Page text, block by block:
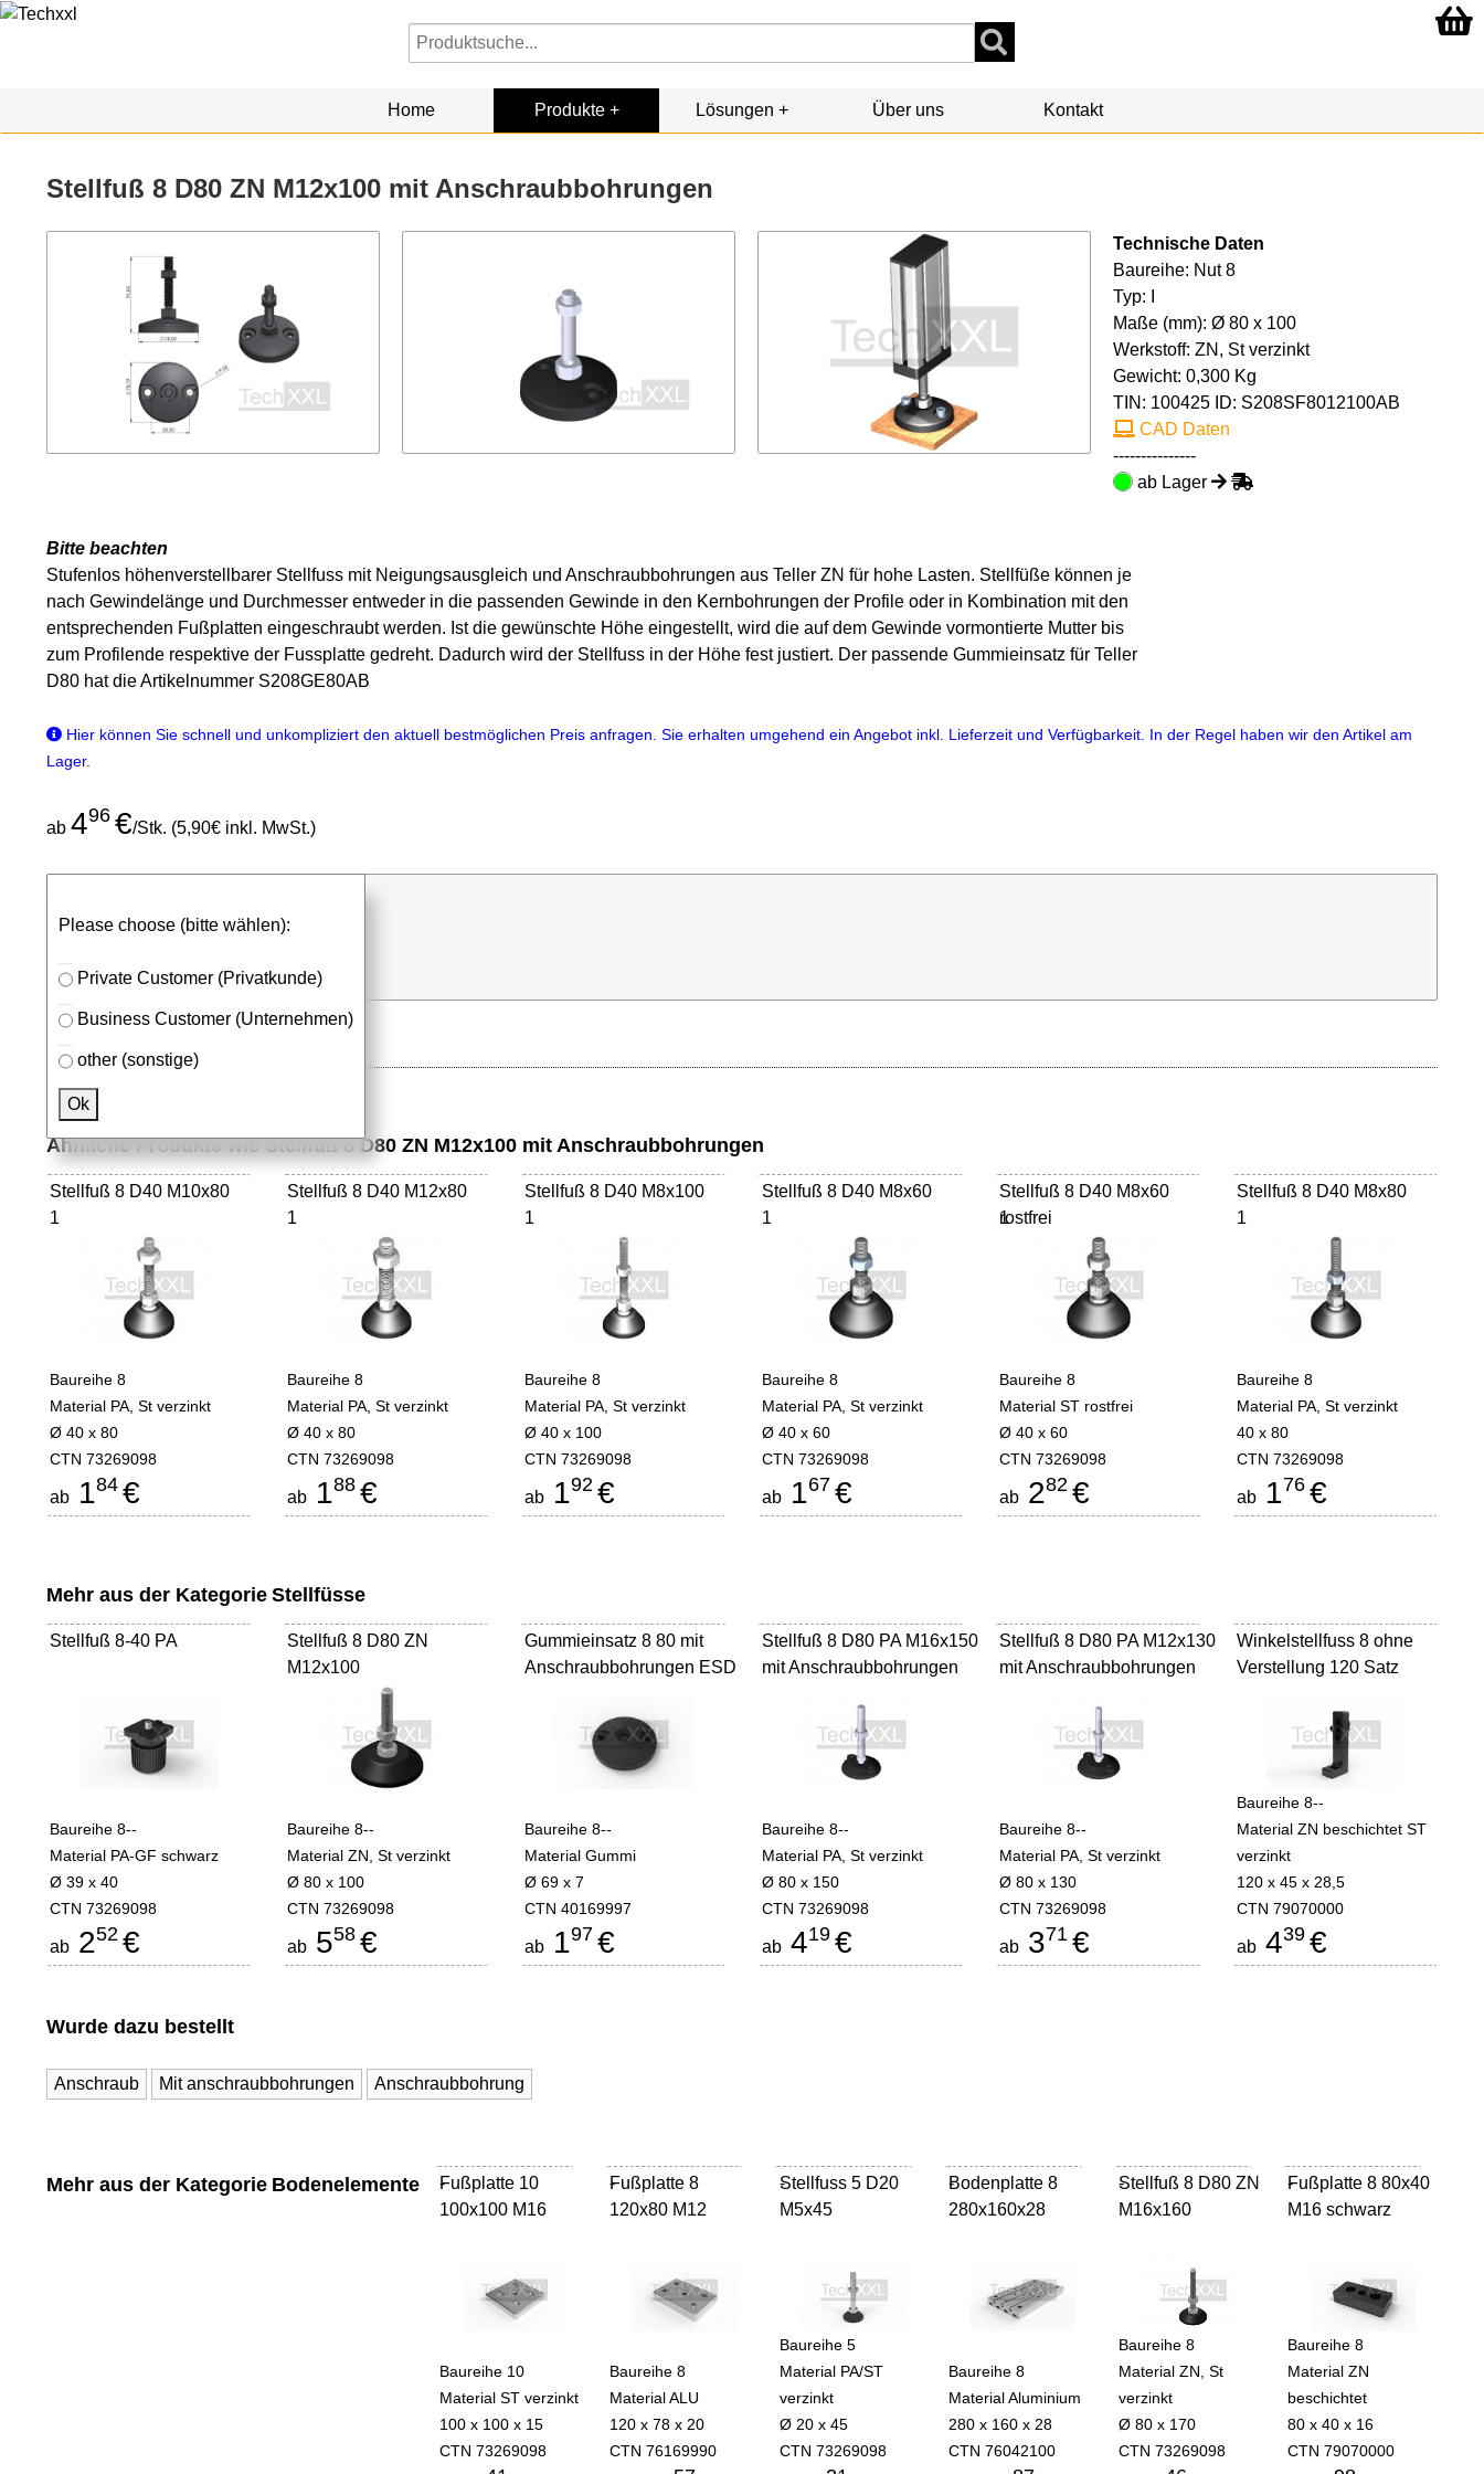
Home Produkte Lösungen Über uns Kontakt
Stellfuß 8 D80 ZN M12x100 mit Anschraubbohrungen
Technische Daten
Baureihe: Nut 8
Typ: I
Maße (mm): Ø 80 x 100
Werkstoff: ZN, St verzinkt
Gewicht: 0,300 Kg
TIN: 100425 ID: S208SF8012100AB
CAD Daten
---------------
ab Lager
Bitte beachten
Stufenlos höhenverstellbarer Stellfuss mit Neigungsausgleich und Anschraubbohrungen aus Teller ZN für hohe Lasten. Stellfüße können je
nach Gewindelänge und Durchmesser entweder in die passenden Gewinde in den Kernbohrungen der Profile oder in Kombination mit den
entsprechenden Fußplatten eingeschraubt werden. Ist die gewünschte Höhe eingestellt, wird die auf dem Gewinde vormontierte Mutter bis
zum Profilende respektive der Fussplatte gedreht. Dadurch wird der Stellfuss in der Höhe fest justiert. Der passende Gummieinsatz für Teller
D80 hat die Artikelnummer S208GE80AB
Hier können Sie schnell und unkompliziert den aktuell bestmöglichen Preis anfragen. Sie erhalten umgehend ein Angebot inkl. Lieferzeit und Verfügbarkeit. In der Regel haben wir den Artikel am
Lager.
ab 496 €/Stk. (5,90€ inkl. MwSt.)
Please choose (bitte wählen):
Private Customer (Privatkunde)
Business Customer (Unternehmen)
other (sonstige)
Ok
⮮
Stk. in Anfrageliste
Ähnliche Produkte wie Stellfuß 8 D80 ZN M12x100 mit Anschraubbohrungen
Stellfuß 8 D40 M10x80
1
Baureihe 8
Material PA, St verzinkt
Ø 40 x 80
CTN 73269098
ab 184 €
Stellfuß 8 D40 M12x80
1
Baureihe 8
Material PA, St verzinkt
Ø 40 x 80
CTN 73269098
ab 188 €
Stellfuß 8 D40 M8x100
1
Baureihe 8
Material PA, St verzinkt
Ø 40 x 100
CTN 73269098
ab 192 €
Stellfuß 8 D40 M8x60
1
Baureihe 8
Material PA, St verzinkt
Ø 40 x 60
CTN 73269098
ab 167 €
Stellfuß 8 D40 M8x60
rostfrei
1
Baureihe 8
Material ST rostfrei
Ø 40 x 60
CTN 73269098
ab 282 €
Stellfuß 8 D40 M8x80
1
Baureihe 8
Material PA, St verzinkt
40 x 80
CTN 73269098
ab 176 €
Mehr aus der Kategorie Stellfüsse
Stellfuß 8-40 PA
Baureihe 8--
Material PA-GF schwarz
Ø 39 x 40
CTN 73269098
ab 252 €
Stellfuß 8 D80 ZN
M12x100
Baureihe 8--
Material ZN, St verzinkt
Ø 80 x 100
CTN 73269098
ab 558 €
Gummieinsatz 8 80 mit
Anschraubbohrungen ESD
Baureihe 8--
Material Gummi
Ø 69 x 7
CTN 40169997
ab 197 €
Stellfuß 8 D80 PA M16x150
mit Anschraubbohrungen
Baureihe 8--
Material PA, St verzinkt
Ø 80 x 150
CTN 73269098
ab 419 €
Stellfuß 8 D80 PA M12x130
mit Anschraubbohrungen
Baureihe 8--
Material PA, St verzinkt
Ø 80 x 130
CTN 73269098
ab 371 €
Winkelstellfuss 8 ohne
Verstellung 120 Satz
Baureihe 8--
Material ZN beschichtet ST
verzinkt
120 x 45 x 28,5
CTN 79070000
ab 439 €
Wurde dazu bestellt
Anschraub Mit anschraubbohrungen Anschraubbohrung
Mehr aus der Kategorie Bodenelemente
Fußplatte 10
100x100 M16
-
Baureihe 10
Material ST verzinkt
100 x 100 x 15
CTN 73269098
Fußplatte 8
120x80 M12
-
Baureihe 8
Material ALU
120 x 78 x 20
CTN 76169990
Stellfuss 5 D20
M5x45
-
Baureihe 5
Material PA/ST
verzinkt
Ø 20 x 45
CTN 73269098
Bodenplatte 8
280x160x28
-
Baureihe 8
Material Aluminium
280 x 160 x 28
CTN 76042100
Stellfuß 8 D80 ZN
M16x160
-
Baureihe 8
Material ZN, St
verzinkt
Ø 80 x 170
CTN 73269098
Fußplatte 8 80x40
M16 schwarz
-
Baureihe 8
Material ZN
beschichtet
80 x 40 x 16
CTN 79070000